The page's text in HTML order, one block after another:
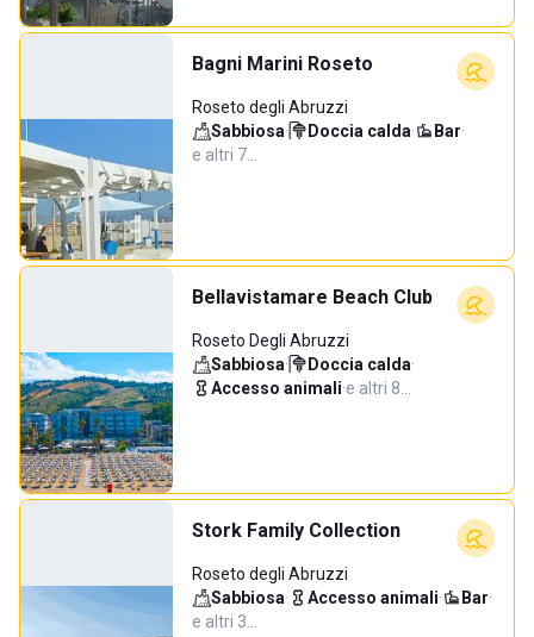
Bagni Marini Roseto
Roseto degli Abruzzi
Sabbiosa· Doccia calda· Bar·
e altri 7…
Bellavistamare Beach Club
Roseto Degli Abruzzi
Sabbiosa· Doccia calda·
Accesso animali·e altri 8…
Stork Family Collection
Roseto degli Abruzzi
Sabbiosa· Accesso animali· Bar·
e altri 3…